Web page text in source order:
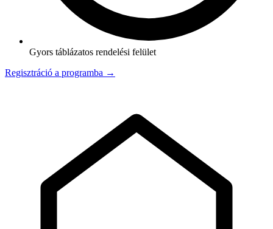
Gyors táblázatos rendelési felület
Regisztráció a programba →